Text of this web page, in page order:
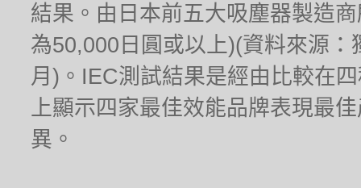
結果。由日本前五大吸塵器製造
為50,000日圓或以上)(資料來源
月)。IEC測試結果是經由比較在
上顯示四家最佳效能品牌表現最
異。